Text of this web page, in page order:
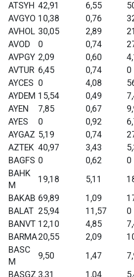
ATSYH 42,91 6,55
AVGYO 10,38 0,76
AVHOL 30,05 2,89
AVOD
0 0,74
AVPGY 2,09 0,60
AVTUR 6,45 0,74 0
AYCES 0 4,08
AYDEM 15,54 0,49
AYEN
7,85 0,67
AYES
0 0,92
AYGAZ 5,19 0,74
AZTEK 40,97 3,43
BAGFS 0 0,62 0
BAHK
M
19,18 5,11
BAKAB 69,89 1,09
BALAT 25,94 11,57 0
BANVT 12,10 4,85
BARMA20,55 2,09
BASC
M
9,50 1,47
BASGZ 3,31 1,04